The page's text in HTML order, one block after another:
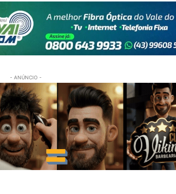
- ANÚNCIO -